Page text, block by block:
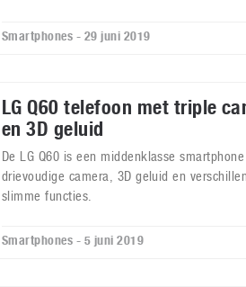
Smartphones - 29 juni 2019
LG Q60 telefoon met triple
en 3D geluid
De LG Q60 is een middenklasse
drievoudige camera, 3D geluid en
slimme functies.
Smartphones - 5 juni 2019